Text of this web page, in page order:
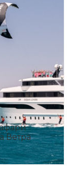
Ветра